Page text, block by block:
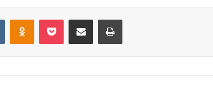
VKontakteOdnoklassniki
Pocket Share via Email Print